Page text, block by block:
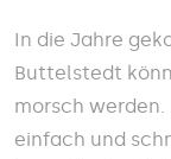
In die Jahre
Buttelstedt
morsch werden.
einfach und